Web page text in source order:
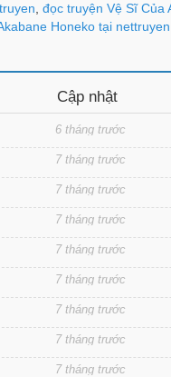
nào khác?đọc truyện Vệ Sĩ Của
Honeko tại
Cập nhật
6 tháng trước
7 tháng trước
7 tháng trước
7 tháng trước
7 tháng trước
7 tháng trước
7 tháng trước
7 tháng trước
7 tháng trước